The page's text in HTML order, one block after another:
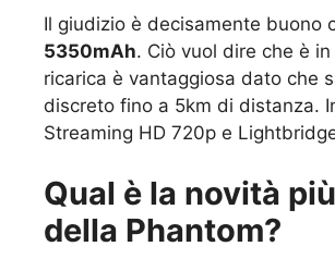
Il giudizio è decisamente buono
5350mAh. Ciò vuol dire che è
ricarica è vantaggiosa dato che
discreto fino a 5km di distanza.
Streaming HD 720p e
Qual è la novità
della Phantom?